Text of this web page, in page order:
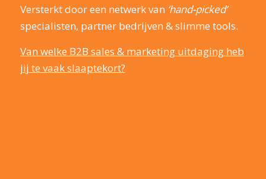
Versterkt door een netwerk van ‘hand-picked’
specialisten, partner bedrijven & slimme tools.
Van welke B2B sales & marketing uitdaging heb
jij te vaak slaaptekort?